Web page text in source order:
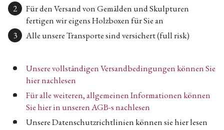
Für den Versand von Gemälden und Skulpturen
fertigen wir eigens Holzboxen für Sie an
Alle unsere Transporte sind versichert (full risk)
Unsere vollständigen Versandbedingungen können Sie
hier nachlesen
Für alle weiteren, allgemeinen Informationen können
Sie hier in unseren AGB-s nachlesen
Unsere Datenschutzrichtlinien können sie hier lesen